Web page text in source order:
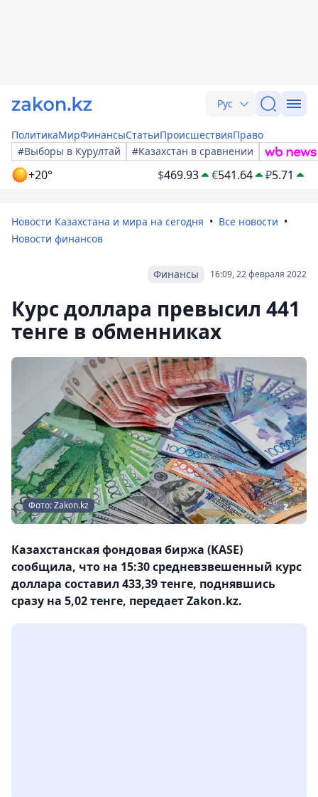
Рус
ПолитикаМирФинансыСтатьиПроисшествияПраво
#Выборы в Курултай
#Казахстан в сравнении
+20° $469.93 €541.64 ₽5.71
Новости Казахстана и мира на сегодня
Все новости
Новости финансов
16:09, 22 февраля 2022
Финансы
Курс доллара превысил 441
тенге в обменниках
Фото: Zakon.kz
Казахстанская фондовая биржа (KASE)
сообщила, что на 15:30 средневзвешенный курс
доллара составил 433,39 тенге, поднявшись
сразу на 5,02 тенге, передает Zakon.kz.